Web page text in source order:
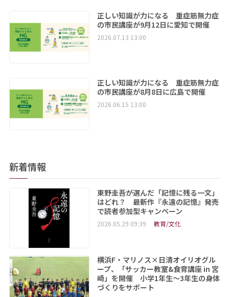
正しい知識が力になる 重症筋無力症
の市民講座が9月12日に愛知で開催
2026.07.13 13:00
正しい知識が力になる 重症筋無力症
の市民講座が8月8日に広島で開催
2026.06.15 13:00
新着情報
東野圭吾が選んだ「記憶に残る一文」
はどれ？ 最新作『永遠の記憶』発売
で読者参加型キャンペーン
2026.05.29 09:39 教育/文化
横浜F・マリノス×日清オイリオグル
ープ、「サッカー教室&食育講座 in 宮
崎」を開催 小学1年生～3年生の身体
づくりをサポート